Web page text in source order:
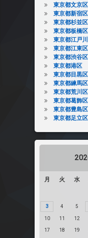
東京都文京区
東京都新宿区
東京都杉並区
東京都板橋区
東京都江戸
東京都江東区
東京都渋谷区
東京都港区
東京都目黒区
東京都練馬区
東京都荒川区
東京都葛飾区
東京都豊島区
東京都足立区
月 火 水
3 4 5
10 11 12
17 18 19